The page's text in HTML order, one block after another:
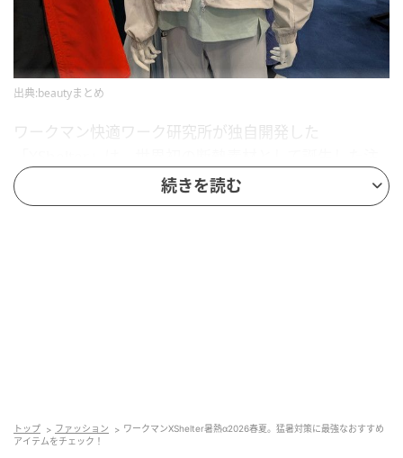
出典:beautyまとめ
ワークマン快適ワーク研究所が独自開発した
目シリーズ。
続きを読む
トップ ファッション
ワークマンXShelter暑熱α2026春夏。猛暑対策に最強なおすすめ
アイテムをチェック！